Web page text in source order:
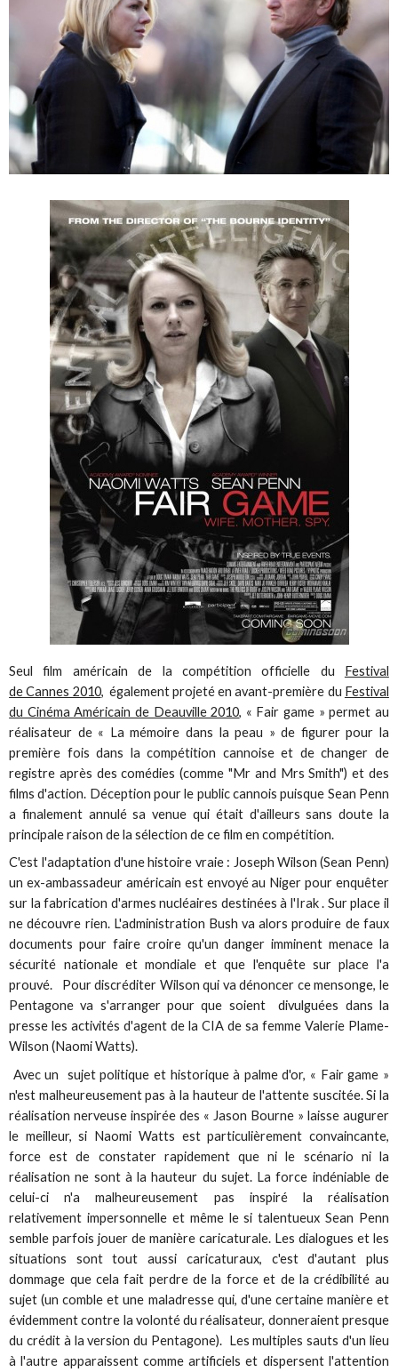
Seul film américain de la compétition officielle du Festival
de Cannes 2010, également projeté en avant-première du Festival
du Cinéma Américain de Deauville 2010, « Fair game » permet au
réalisateur de « La mémoire dans la peau » de figurer pour la
première fois dans la compétition cannoise et de changer de
registre après des comédies (comme "Mr and Mrs Smith") et des
films d'action. Déception pour le public cannois puisque Sean Penn
a finalement annulé sa venue qui était d'ailleurs sans doute la
principale raison de la sélection de ce film en compétition.
C'est l'adaptation d'une histoire vraie : Joseph Wilson (Sean Penn)
un ex-ambassadeur américain est envoyé au Niger pour enquêter
sur la fabrication d'armes nucléaires destinées à l'Irak . Sur place il
ne découvre rien. L'administration Bush va alors produire de faux
documents pour faire croire qu'un danger imminent menace la
sécurité nationale et mondiale et que l'enquête sur place l'a
prouvé. Pour discréditer Wilson qui va dénoncer ce mensonge, le
Pentagone va s'arranger pour que soient divulguées dans la
presse les activités d'agent de la CIA de sa femme Valerie Plame-
Wilson (Naomi Watts).
Avec un sujet politique et historique à palme d'or, « Fair game »
n'est malheureusement pas à la hauteur de l'attente suscitée. Si la
réalisation nerveuse inspirée des « Jason Bourne » laisse augurer
le meilleur, si Naomi Watts est particulièrement convaincante,
force est de constater rapidement que ni le scénario ni la
réalisation ne sont à la hauteur du sujet. La force indéniable de
celui-ci n'a malheureusement pas inspiré la réalisation
relativement impersonnelle et même le si talentueux Sean Penn
semble parfois jouer de manière caricaturale. Les dialogues et les
situations sont tout aussi caricaturaux, c'est d'autant plus
dommage que cela fait perdre de la force et de la crédibilité au
sujet (un comble et une maladresse qui, d'une certaine manière et
évidemment contre la volonté du réalisateur, donneraient presque
du crédit à la version du Pentagone). Les multiples sauts d'un lieu
à l'autre apparaissent comme artificiels et dispersent l'attention